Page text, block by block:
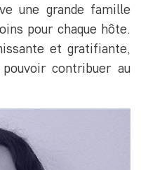
une grande famille
pour chaque hôte.
et gratifiante,
contribuer au